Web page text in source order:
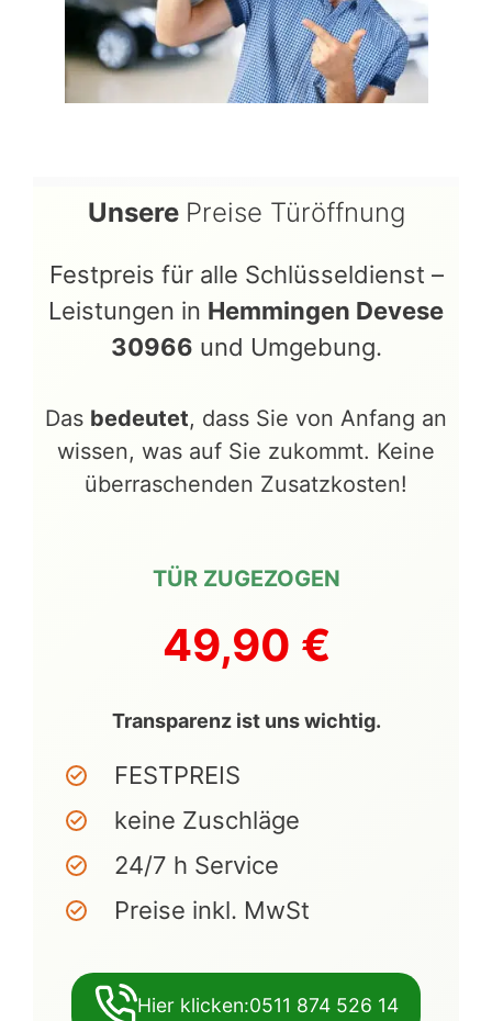
Unsere Preise Türöffnung
Festpreis für alle Schlüsseldienst –
Leistungen in Hemmingen Devese
30966 und Umgebung.
Das bedeutet, dass Sie von Anfang an
wissen, was auf Sie zukommt. Keine
überraschenden Zusatzkosten!
TÜR ZUGEZOGEN
49,90 €
Transparenz ist uns wichtig.
FESTPREIS
keine Zuschläge
24/7 h Service
Preise inkl. MwSt
Hier klicken:0511 874 526 14